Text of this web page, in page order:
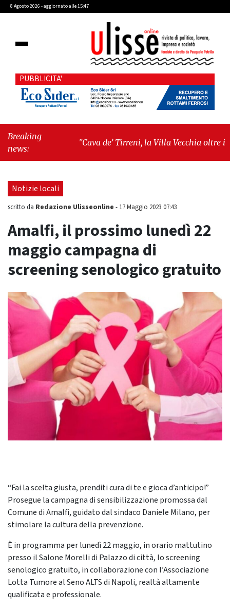
8 Agosto 2026 - aggiornato alle 15:47
PUBBLICITA'
Breaking
news:
"Cava de’ Tirreni, la Villa Vecchia oltre i
seduta consiliare: “Serve chiarezza!”"
Notizie locali
scritto da Redazione Ulisseonline - 17 Maggio 2023 07:43
Amalfi, il prossimo lunedì 22
maggio campagna di
screening senologico gratuito
“Fai la scelta giusta, prenditi cura di te e gioca d’anticipo!”
Prosegue la campagna di sensibilizzazione promossa dal
Comune di Amalfi, guidato dal sindaco Daniele Milano, per
stimolare la cultura della prevenzione.
È in programma per lunedì 22 maggio, in orario mattutino
presso il Salone Morelli di Palazzo di città, lo screening
senologico gratuito, in collaborazione con l’Associazione
Lotta Tumore al Seno ALTS di Napoli, realtà altamente
qualificata e professionale.